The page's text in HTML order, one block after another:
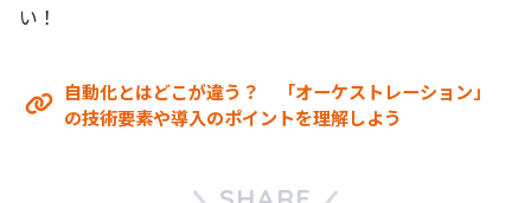
い！
自動化とはどこが違う？ 「オーケストレーション」
の技術要素や導入のポイントを理解しよう